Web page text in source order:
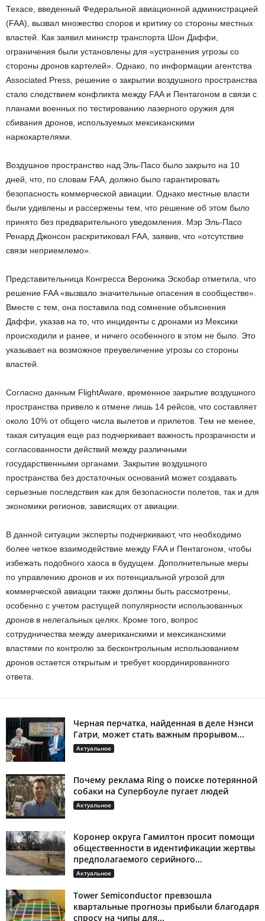
Техасе, введенный Федеральной авиационной администрацией
(FAA), вызвал множество споров и критику со стороны местных
властей. Как заявил министр транспорта Шон Даффи,
ограничения были установлены для «устранения угрозы со
стороны дронов картелей». Однако, по информации агентства
Associated Press, решение о закрытии воздушного пространства
стало следствием конфликта между FAA и Пентагоном в связи с
планами военных по тестированию лазерного оружия для
сбивания дронов, используемых мексиканскими
наркокартелями.
Воздушное пространство над Эль-Пасо было закрыто на 10
дней, что, по словам FAA, должно было гарантировать
безопасность коммерческой авиации. Однако местные власти
были удивлены и рассержены тем, что решение об этом было
принято без предварительного уведомления. Мэр Эль-Пасо
Ренард Джонсон раскритиковал FAA, заявив, что «отсутствие
связи неприемлемо».
Представительница Конгресса Вероника Эскобар отметила, что
решение FAA «вызвало значительные опасения в сообществе».
Вместе с тем, она поставила под сомнение объяснения
Даффи, указав на то, что инциденты с дронами из Мексики
происходили и ранее, и ничего особенного в этом не было. Это
указывает на возможное преувеличение угрозы со стороны
властей.
Согласно данным FlightAware, временное закрытие воздушного
пространства привело к отмене лишь 14 рейсов, что составляет
около 10% от общего числа вылетов и прилетов. Тем не менее,
такая ситуация еще раз подчеркивает важность прозрачности и
согласованности действий между различными
государственными органами. Закрытие воздушного
пространства без достаточных оснований может создавать
серьезные последствия как для безопасности полетов, так и для
экономики регионов, зависящих от авиации.
В данной ситуации эксперты подчеркивают, что необходимо
более четкое взаимодействие между FAA и Пентагоном, чтобы
избежать подобного хаоса в будущем. Дополнительные меры
по управлению дронов и их потенциальной угрозой для
коммерческой авиации также должны быть рассмотрены,
особенно с учетом растущей популярности использованных
дронов в нелегальных целях. Кроме того, вопрос
сотрудничества между американскими и мексиканскими
властями по контролю за бесконтрольным использованием
дронов остается открытым и требует координированного
ответа.
Черная перчатка, найденная в деле Нэнси
Гатри, может стать важным прорывом...
Актуальное
Почему реклама Ring о поиске потерянной
собаки на Супербоуле пугает людей
Актуальное
Коронер округа Гамилтон просит помощи
общественности в идентификации жертвы
предполагаемого серийного...
Актуальное
Tower Semiconductor превзошла
квартальные прогнозы прибыли благодаря
спросу на чипы для...